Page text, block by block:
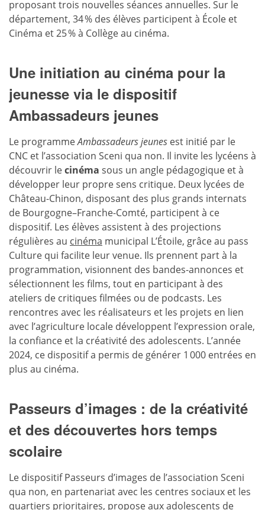
proposant trois nouvelles séances annuelles. Sur le
département, 34 % des élèves participent à École et
Cinéma et 25 % à Collège au cinéma.
Une initiation au cinéma pour la
jeunesse via le dispositif
Ambassadeurs jeunes
Le programmeAmbassadeurs jeunes est initié par le
CNC et l’association Sceni qua non. Il invite les lycéens à
découvrir lecinéma sous un angle pédagogique et à
développer leur propre sens critique. Deux lycées de
Château-Chinon, disposant des plus grands internats
de Bourgogne–Franche-Comté, participent à ce
dispositif. Les élèves assistent à des projections
régulières au cinéma municipal L’Étoile, grâce au pass
Culture qui facilite leur venue. Ils prennent part à la
programmation, visionnent des bandes-annonces et
sélectionnent les films, tout en participant à des
ateliers de critiques filmées ou de podcasts. Les
rencontres avec les réalisateurs et les projets en lien
avec l’agriculture locale développent l’expression orale,
la confiance et la créativité des adolescents. L’année
2024, ce dispositif a permis de générer 1 000 entrées en
plus au cinéma.
Passeurs d’images : de la créativité
et des découvertes hors temps
scolaire
Le dispositif Passeurs d’images de l’association Sceni
qua non, en partenariat avec les centres sociaux et les
quartiers prioritaires, propose aux adolescents de